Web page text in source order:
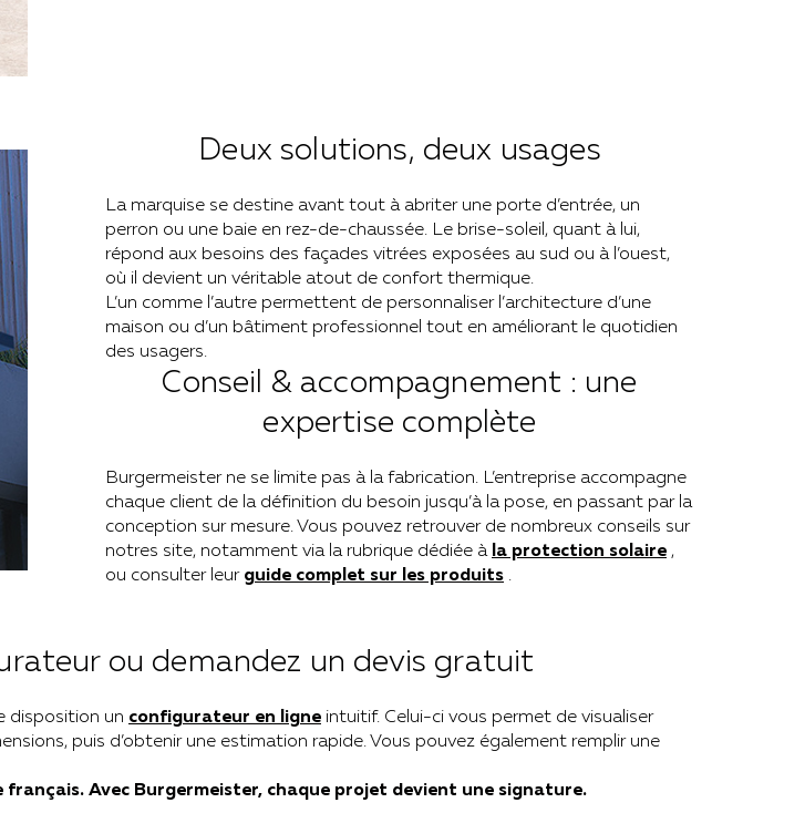
Deux solutions, deux usages
La marquise se destine avant tout à abriter une porte d’entrée, un
perron ou une baie en rez-de-chaussée. Le brise-soleil, quant à lui,
répond aux besoins des façades vitrées exposées au sud ou à l’ouest,
où il devient un véritable atout de confort thermique.
L’un comme l’autre permettent de personnaliser l’architecture d’une
maison ou d’un bâtiment professionnel tout en améliorant le quotidien
des usagers.
Conseil & accompagnement : une
expertise complète
Burgermeister ne se limite pas à la fabrication. L’entreprise accompagne
chaque client de la définition du besoin jusqu’à la pose, en passant par la
conception sur mesure. Vous pouvez retrouver de nombreux conseils sur
notres site, notamment via la rubrique dédiée à la protection solaire ,
ou consulter leur guide complet sur les produits .
ou demandez un devis gratuit
disposition un configurateur en ligne intuitif. Celui-ci vous permet de visualiser
puis d’obtenir une estimation rapide. Vous pouvez également remplir une
français. Avec Burgermeister, chaque projet devient une signature.